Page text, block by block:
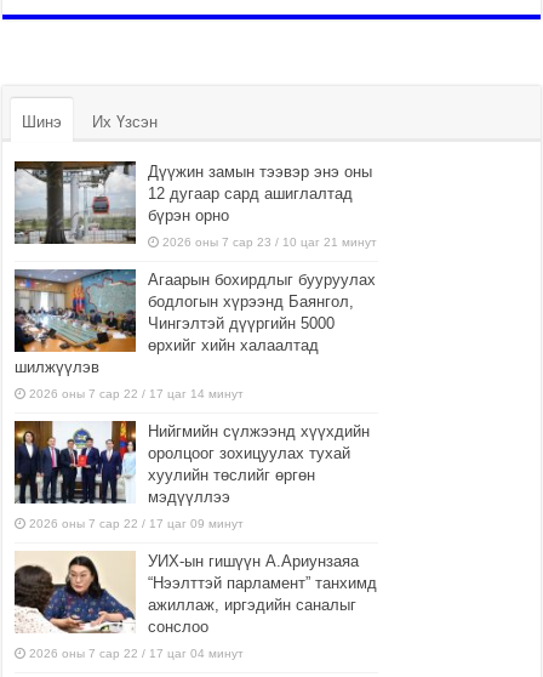
Шинэ Их Үзсэн
Дүүжин замын тээвэр энэ оны
12 дугаар сард ашиглалтад
бүрэн орно
2026 оны 7 сар 23 / 10 цаг 21 минут
Агаарын бохирдлыг бууруулах
бодлогын хүрээнд Баянгол,
Чингэлтэй дүүргийн 5000
өрхийг хийн халаалтад
шилжүүлэв
2026 оны 7 сар 22 / 17 цаг 14 минут
Нийгмийн сүлжээнд хүүхдийн
оролцоог зохицуулах тухай
хуулийн төслийг өргөн
мэдүүллээ
2026 оны 7 сар 22 / 17 цаг 09 минут
УИХ-ын гишүүн А.Ариунзаяа
“Нээлттэй парламент” танхимд
ажиллаж, иргэдийн саналыг
сонслоо
2026 оны 7 сар 22 / 17 цаг 04 минут